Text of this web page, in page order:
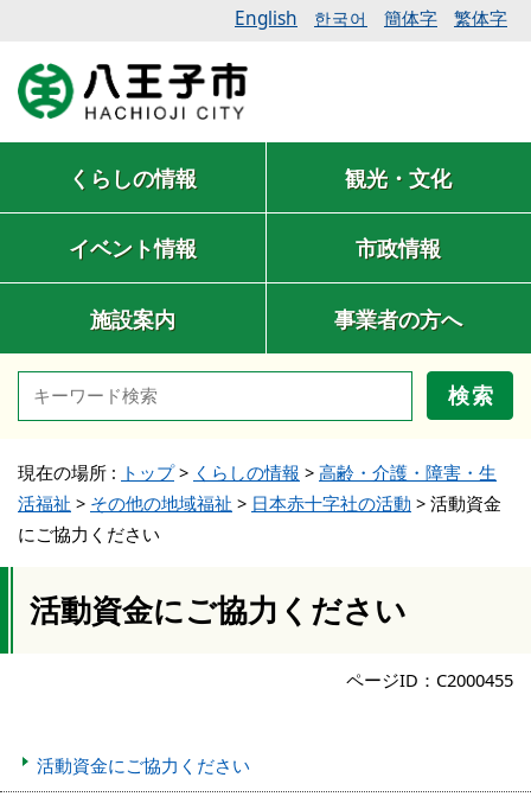
English 한국어 簡体字 繁体字
くらしの情報 観光・文化
イベント情報 市政情報
施設案内 事業者の方へ
検索
現在の場所 : トップ> くらしの情報 > 高齢・介護・障害・生
活福祉 > その他の地域福祉 > 日本赤十字社の活動 > 活動資金
にご協力ください
活動資金にご協力ください
ページID：C2000455
活動資金にご協力ください